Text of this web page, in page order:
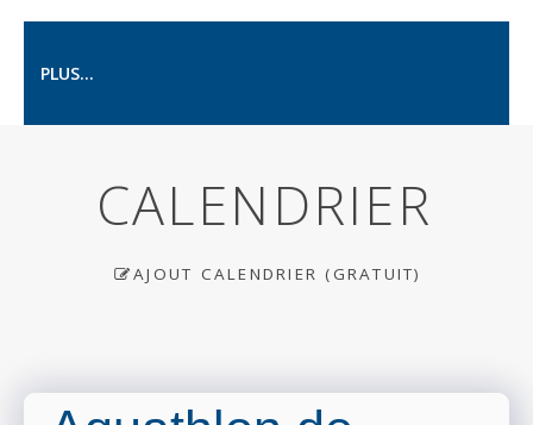
PLUS...
CALENDRIER
AJOUT CALENDRIER (GRATUIT)